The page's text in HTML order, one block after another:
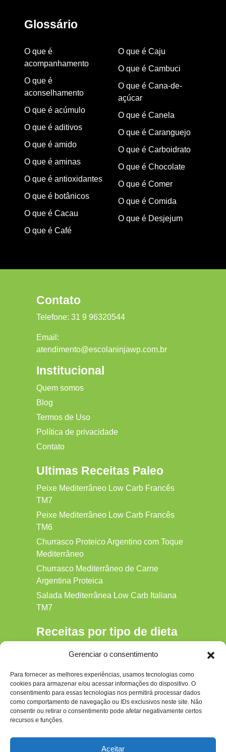
Gerenciar o consentimento
Para fornecer as melhores experiências, usamos tecnologias como
cookies para armazenar e/ou acessar informações do dispositivo. O
consentimento para essas tecnologias nos permitirá processar dados
como comportamento de navegação ou IDs exclusivos neste site. Não
consentir ou retirar o consentimento pode afetar negativamente certos
recursos e funções.
Aceitar
Glossário
O que é
acompanhamento
O que é
aconselhamento
O que é acúmulo
O que é aditivos
O que é amido
O que é aminas
O que é antioxidantes
O que é botânicos
O que é Cacau
O que é Café
O que é Caju
O que é Cambuci
O que é Cana-de-
açúcar
O que é Canela
O que é Caranguejo
O que é Carboidrato
O que é Chocolate
O que é Comer
O que é Comida
O que é Desjejum
Contato
Telefone: 31 9 96320544
Email:
atendimento@escolaninjawp.com.br
Institucional
Quem somos
Blog
Termos de Uso
Política de privacidade
Contato
Ultimas Receitas Paleo
Peixe Mediterrâneo Low Carb Francês
TM7
Peixe Mediterrâneo Low Carb Francês
TM6
Churrasco Proteico Argentino com Toque
Mediterrâneo
Churrasco Mediterrâneo de Carne
Argentina Proteica
Salada Mediterrânea Low Carb Italiana
TM7
Receitas por tipo de dieta
Gluten‑free
Hipocalórica
Low Carb
Nenhum
Paleo